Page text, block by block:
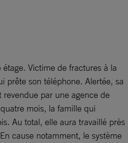
Victime de fractures à la
prête son téléphone. Alertée, sa
par une agence de
mois, la famille qui
Au total, elle aura travaillé près
cause notamment, le système